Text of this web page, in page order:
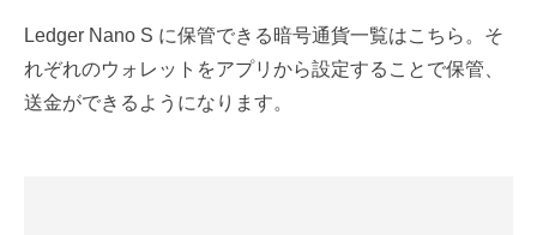
Ledger Nano S に保管できる暗号通貨一覧はこちら。そ
れぞれのウォレットをアプリから設定することで保管、
送金ができるようになります。